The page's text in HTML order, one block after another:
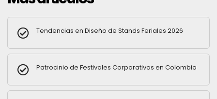
Tendencias en Diseño de Stands Feriales 2026
Patrocinio de Festivales Corporativos en Colombia